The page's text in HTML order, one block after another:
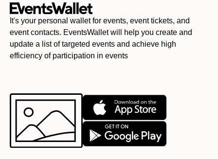
It's your personal wallet for events, event tickets, and
event contacts. EventsWallet will help you create and
update a list of targeted events and achieve high
efficiency of participation in events